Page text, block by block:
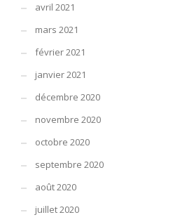
avril 2021
mars 2021
février 2021
janvier 2021
décembre 2020
novembre 2020
octobre 2020
septembre 2020
août 2020
juillet 2020